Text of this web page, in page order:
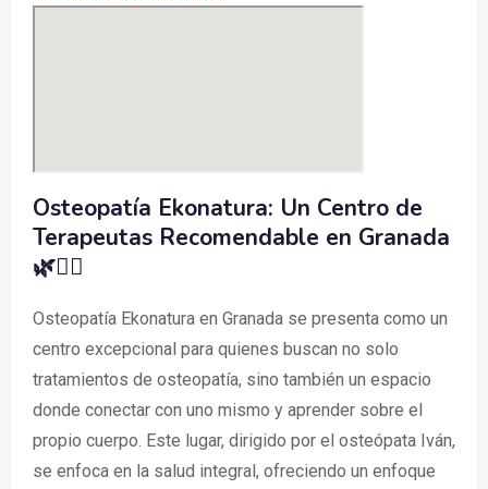
Osteopatía Ekonatura: Un Centro de
Terapeutas Recomendable en Granada
🌿💆‍♂️
Osteopatía Ekonatura en Granada se presenta como un
centro excepcional para quienes buscan no solo
tratamientos de osteopatía, sino también un espacio
donde conectar con uno mismo y aprender sobre el
propio cuerpo. Este lugar, dirigido por el osteópata Iván,
se enfoca en la salud integral, ofreciendo un enfoque